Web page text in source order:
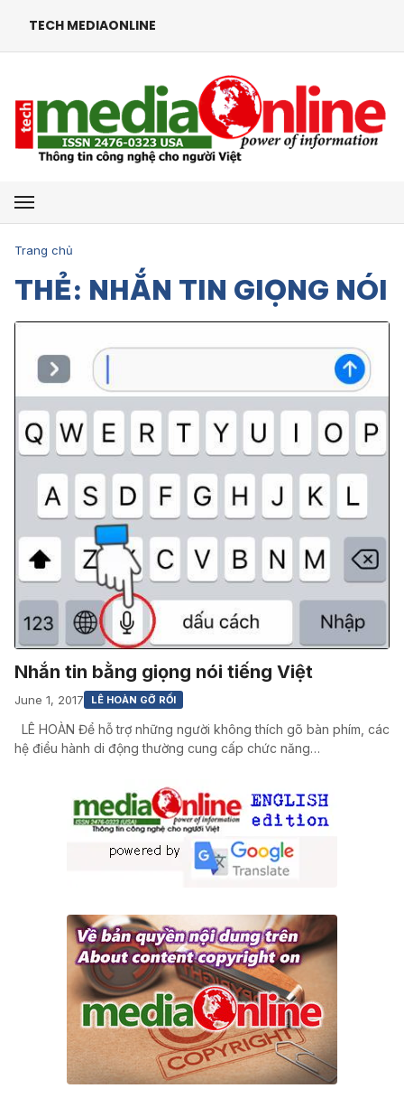
TECH MEDIAONLINE
Mở menu
Trang chủ
THẺ: NHẮN TIN GIỌNG NÓI
Nhắn tin bằng giọng nói tiếng Việt
June 1, 2017 LÊ HOÀN GỠ RỐI
LÊ HOÀN Để hỗ trợ những người không thích gõ bàn phím, các
hệ điều hành di động thường cung cấp chức năng…